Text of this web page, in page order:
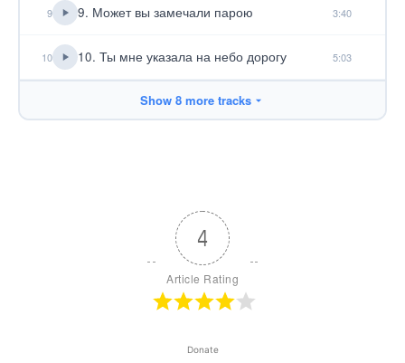
9 9. Может вы замечали парою 3:40
10 10. Ты мне указала на небо дорогу 5:03
Show 8 more tracks
4
Article Rating
Donate